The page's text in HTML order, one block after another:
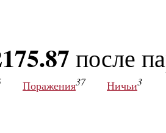
после
Поражения37 Ничьи3